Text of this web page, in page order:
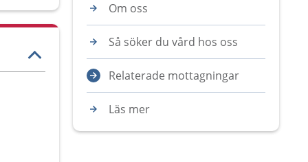
Om oss
Så söker du vård hos oss
Relaterade mottagningar
Läs mer